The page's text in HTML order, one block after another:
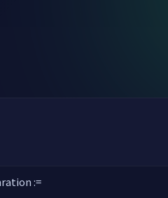
:=